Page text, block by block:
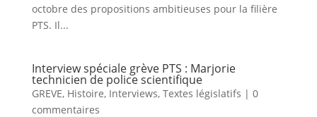
octobre des propositions ambitieuses pour la filière
PTS. Il...
Interview spéciale grève PTS : Marjorie
technicien de police scientifique
GREVE, Histoire, Interviews, Textes législatifs | 0
commentaires